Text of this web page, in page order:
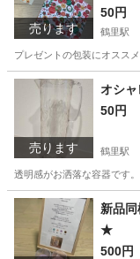
売ります
50円
鶴里駅
プレゼントの包装にオスス
愛知 名古屋市
売ります
オシ
50円
鶴里駅
透明感がお洒落な容器です
愛知 名古屋市 鶴
新品
★
500円